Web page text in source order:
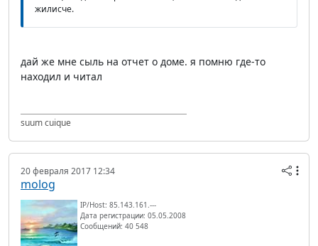
жилисче.
дай же мне сыль на отчет о доме. я помню где-то
находил и читал
suum cuique
20 февраля 2017 12:34
molog
IP/Host: 85.143.161.---
Дата регистрации: 05.05.2008
Сообщений: 40 548